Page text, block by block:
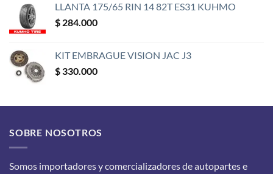
LLANTA 175/65 RIN 14 82T ES31 KUHMO
$ 284.000
KIT EMBRAGUE VISION JAC J3
$ 330.000
SOBRE NOSOTROS
Somos importadores y comercializadores de autopartes e